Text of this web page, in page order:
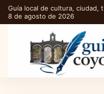
Guía local de cultura, ciudad,
8 de agosto de 2026